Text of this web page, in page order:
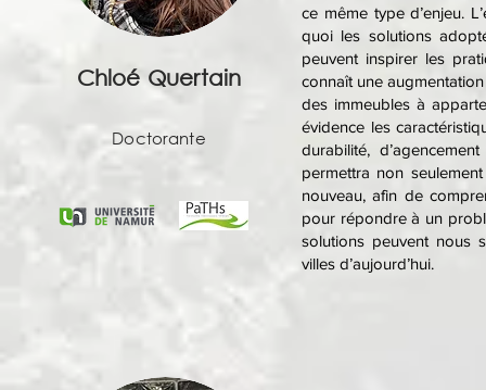
Chloé Quertain
Doctorante
ce même type d’enjeu.
quoi les solutions
peuvent inspirer les
connaît une
des immeubles à
évidence les
durabilité,
permettra non
nouveau, afin de
pour répondre à un
solutions peuvent nous
villes d’aujourd’hui.